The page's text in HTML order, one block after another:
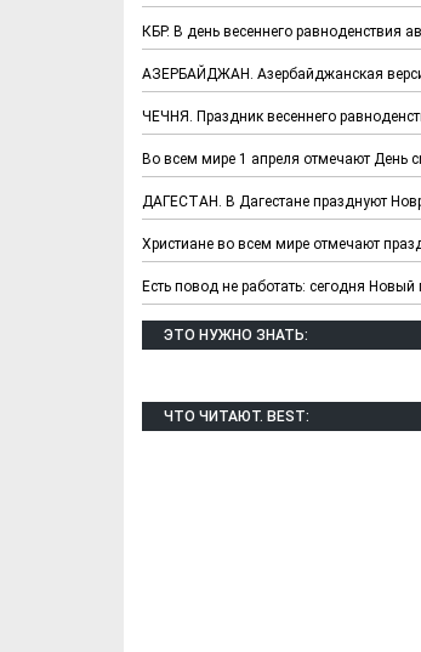
КБР. В день весеннего равноденствия
АЗЕРБАЙДЖАН. Азербайджанская
ЧЕЧНЯ. Праздник весеннего
Во всем мире 1 апреля отмечают День
ДАГЕСТАН. В Дагестане празднуют
Христиане во всем мире отмечают
Есть повод не работать: сегодня Новый
ЭТО НУЖНО ЗНАТЬ:
ЧТО ЧИТАЮТ. BEST: